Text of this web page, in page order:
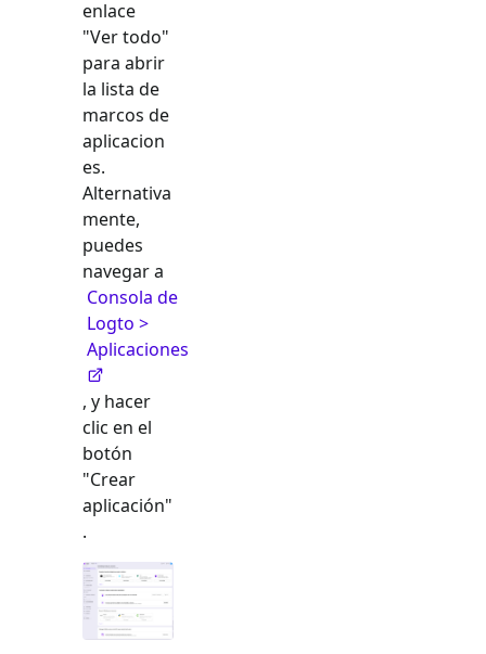
enlace
"Ver todo"
para abrir
la lista de
marcos de
aplicacion
es.
Alternativa
mente,
puedes
navegar a
Consola de
Logto >
Aplicaciones
, y hacer
clic en el
botón
"Crear
aplicación"
.